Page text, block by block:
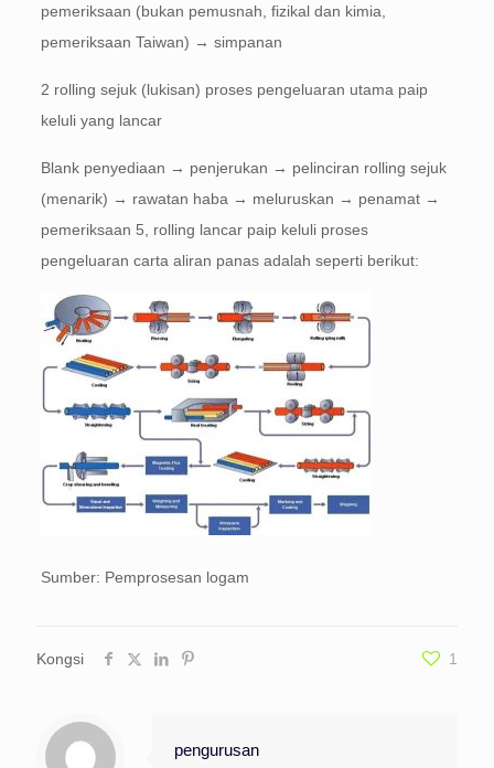
pemeriksaan (bukan pemusnah, fizikal dan kimia,
pemeriksaan Taiwan) → simpanan
2 rolling sejuk (lukisan) proses pengeluaran utama paip
keluli yang lancar
Blank penyediaan → penjerukan → pelinciran rolling sejuk
(menarik) → rawatan haba → meluruskan → penamat →
pemeriksaan 5, rolling lancar paip keluli proses
pengeluaran carta aliran panas adalah seperti berikut:
Sumber: Pemprosesan logam
Kongsi 1
pengurusan